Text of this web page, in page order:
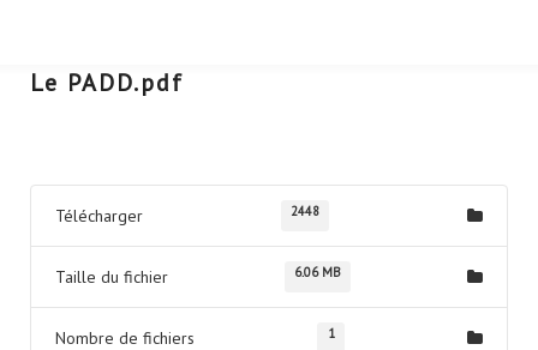
Le PADD.pdf
Télécharger 2448
Taille du fichier 6.06 MB
Nombre de fichiers 1